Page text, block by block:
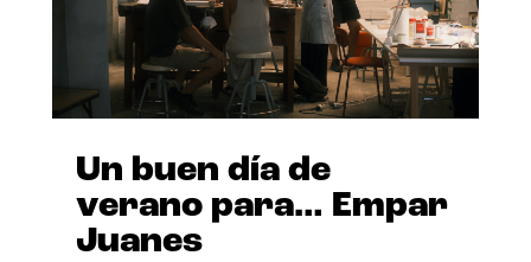
Un buen día de
verano para… Empar
Juanes